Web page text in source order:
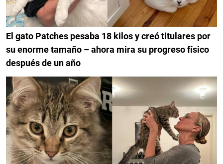
El gato Patches pesaba 18 kilos y creó titulares por
su enorme tamaño – ahora mira su progreso físico
después de un año